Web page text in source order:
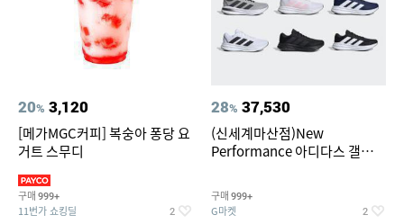
20% 3,120
[메가MGC커피] 복숭아 퐁당 요
거트 스무디
구매 999+
11번가 쇼킹딜 2
28% 37,530
(신세계마산점)New
Performance 아디다스 갤럭시
구매 999+
G마켓 2